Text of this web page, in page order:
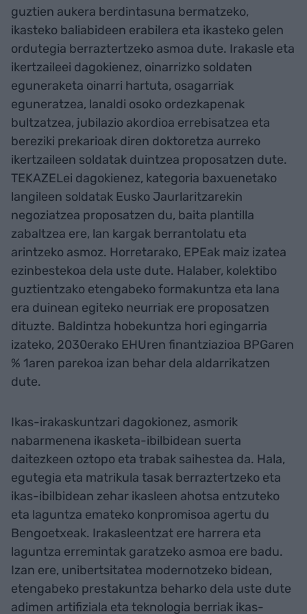
guztien aukera berdintasuna bermatzeko,
ikasteko baliabideen erabilera eta ikasteko gelen
ordutegia berraztertzeko asmoa dute. Irakasle eta
ikertzaileei dagokienez, oinarrizko soldaten
eguneraketa oinarri hartuta, osagarriak
eguneratzea, lanaldi osoko ordezkapenak
bultzatzea, jubilazio akordioa errebisatzea eta
bereziki prekarioak diren doktoretza aurreko
ikertzaileen soldatak duintzea proposatzen dute.
TEKAZELei dagokienez, kategoria baxuenetako
langileen soldatak Eusko Jaurlaritzarekin
negoziatzea proposatzen du, baita plantilla
zabaltzea ere, lan kargak berrantolatu eta
arintzeko asmoz. Horretarako, EPEak maiz izatea
ezinbestekoa dela uste dute. Halaber, kolektibo
guztientzako etengabeko formakuntza eta lana
era duinean egiteko neurriak ere proposatzen
dituzte. Baldintza hobekuntza hori egingarria
izateko, 2030erako EHUren finantziazioa BPGaren
% 1aren parekoa izan behar dela aldarrikatzen
dute.
Ikas-irakaskuntzari dagokionez, asmorik
nabarmenena ikasketa-ibilbidean suerta
daitezkeen oztopo eta trabak saihestea da. Hala,
egutegia eta matrikula tasak berraztertzeko eta
ikas-ibilbidean zehar ikasleen ahotsa entzuteko
eta laguntza emateko konpromisoa agertu du
Bengoetxeak. Irakasleentzat ere harrera eta
laguntza erremintak garatzeko asmoa ere badu.
Izan ere, unibertsitatea modernotzeko bidean,
etengabeko prestakuntza beharko dela uste dute
adimen artifiziala eta teknologia berriak ikas-